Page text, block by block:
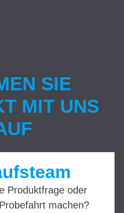
SIE
MIT UNS
Produktfrage oder
machen?